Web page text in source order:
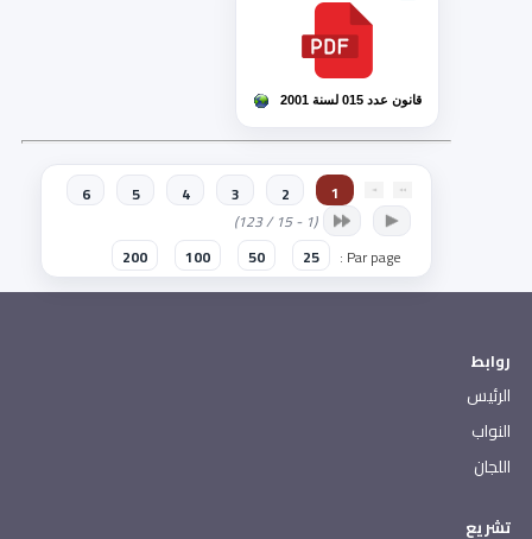
قانون عدد 015 لسنة 2001
1
2
3
4
5
6
(1 - 15 / 123)
Par page :
25
50
100
200
روابط
الرئيس
النواب
اللجان
تشريع